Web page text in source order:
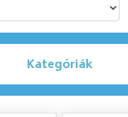
Kategóriák